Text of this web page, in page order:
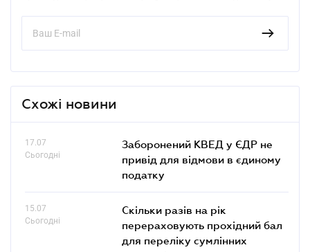
Схожі новини
17.07
Сьогодні
Заборонений КВЕД у ЄДР не
привід для відмови в єдиному
податку
15.07
Сьогодні
Скільки разів на рік
перераховують прохідний бал
для переліку сумлінних